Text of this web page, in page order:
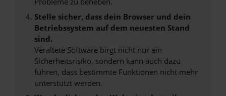
Stelle sicher, dass dein Browser und dein
Betriebssystem auf dem neuesten Stand
sind.
Veraltete Software birgt nicht nur ein
Sicherheitsrisiko, sondern kann auch dazu
führen, dass bestimmte Funktionen nicht mehr
unterstützt werden.